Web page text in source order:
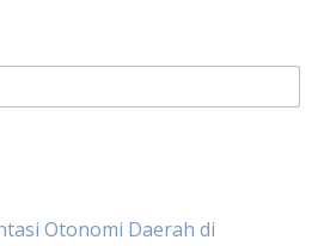
Otonomi Daerah di